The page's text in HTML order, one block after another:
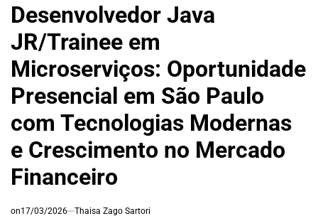
Desenvolvedor Java
JR/Trainee em
Microserviços: Oportunidade
Presencial em São Paulo
com Tecnologias Modernas
e Crescimento no Mercado
Financeiro
on17/03/2026 Thaisa Zago Sartori